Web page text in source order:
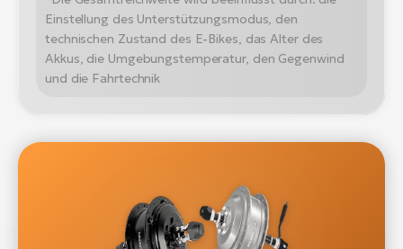
Einstellung des Unterstützungsmodus, den
technischen Zustand des E-Bikes, das Alter des
Akkus, die Umgebungstemperatur, den Gegenwind
und die Fahrtechnik